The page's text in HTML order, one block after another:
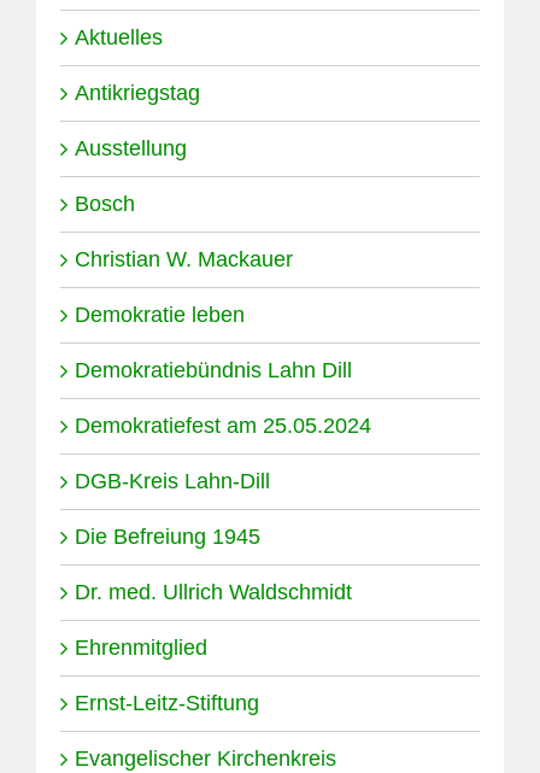
Aktuelles
Antikriegstag
Ausstellung
Bosch
Christian W. Mackauer
Demokratie leben
Demokratiebündnis Lahn Dill
Demokratiefest am 25.05.2024
DGB-Kreis Lahn-Dill
Die Befreiung 1945
Dr. med. Ullrich Waldschmidt
Ehrenmitglied
Ernst-Leitz-Stiftung
Evangelischer Kirchenkreis